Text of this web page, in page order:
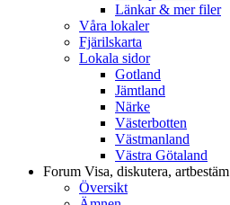
Länkar & mer filer
Våra lokaler
Fjärilskarta
Lokala sidor
Gotland
Jämtland
Närke
Västerbotten
Västmanland
Västra Götaland
Forum Visa, diskutera, artbestäm
Översikt